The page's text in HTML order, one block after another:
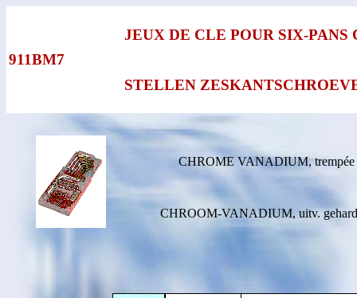
911BM7
JEUX DE CLE POUR SIX-PANS
STELLEN
CHROME VANADIUM, trempée
CHROOM-VANADIUM, uitv.